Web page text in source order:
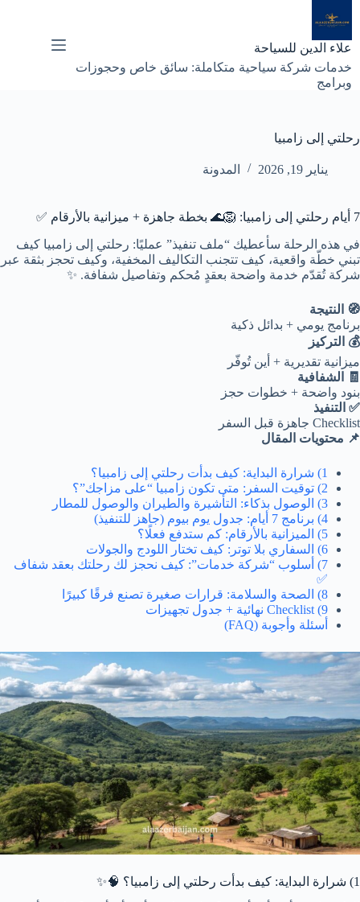
إلى
المحتوى
علاء الدين للسياحة
خدمات شركة سياحية متكاملة: سائق خاص وحجوزات
وبرامج
رحلتي إلى زامبيا
يناير 19, 2026 المدونة
7 أيام رحلتي إلى زامبيا: 🦁🌊 بخطة جاهزة + ميزانية بالأرقام ✅
في هذه الرحلة سأعطيك “ملف تنفيذ” عمليًا: رحلتي إلى زامبيا كيف
تبني خطّة واقعية، كيف تتجنب التكاليف المخفية، وكيف تحجز بثقة عبر
شركة تُقدّم خدمة واضحة بعقدٍ مُحكم وتفاصيل شفافة. ✨
🧭 النتيجة
برنامج يومي + بدائل ذكية
💰 التركيز
ميزانية تقديرية + أين تُوفّر
🧾 الشفافية
بنود واضحة + خطوات حجز
✅ التنفيذ
Checklist جاهزة قبل السفر
📌 محتويات المقال
1) شرارة البداية: كيف بدأت رحلتي إلى زامبيا؟
2) توقيت السفر: متى تكون زامبيا “على مزاجك”؟
3) الوصول بذكاء: التأشيرة والطيران والوصول للمطار
4) برنامج 7 أيام: جدول يوم بيوم (جاهز للتنفيذ)
5) الميزانية بالأرقام: كم ستدفع فعلًا؟
6) السفاري بلا توتر: كيف تختار اللودج والجولات
7) أسلوب “شركة خدمات”: كيف نحجز لك رحلتك بعقد شفاف
✅
8) الصحة والسلامة: قرارات صغيرة تصنع فرقًا كبيرًا
9) Checklist نهائية + جدول تجهيزات
أسئلة وأجوبة (FAQ)
1) شرارة البداية: كيف بدأت رحلتي إلى زامبيا؟ 🧠✨